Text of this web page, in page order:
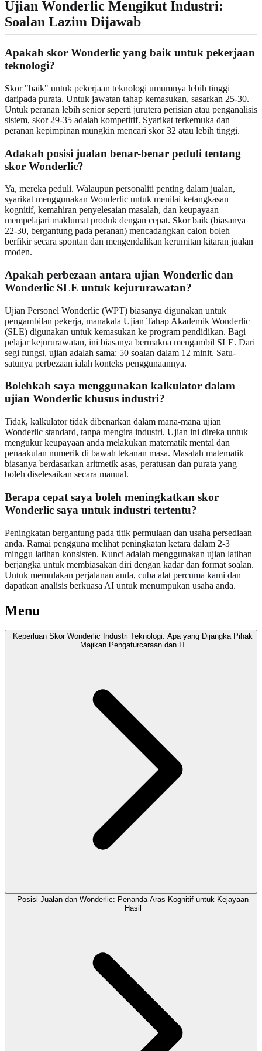
Ujian Wonderlic Mengikut Industri:
Soalan Lazim Dijawab
Apakah skor Wonderlic yang baik untuk pekerjaan
teknologi?
Skor "baik" untuk pekerjaan teknologi umumnya lebih tinggi
daripada purata. Untuk jawatan tahap kemasukan, sasarkan 25-30.
Untuk peranan lebih senior seperti jurutera perisian atau penganalisis
sistem, skor 29-35 adalah kompetitif. Syarikat terkemuka dan
peranan kepimpinan mungkin mencari skor 32 atau lebih tinggi.
Adakah posisi jualan benar-benar peduli tentang
skor Wonderlic?
Ya, mereka peduli. Walaupun personaliti penting dalam jualan,
syarikat menggunakan Wonderlic untuk menilai ketangkasan
kognitif, kemahiran penyelesaian masalah, dan keupayaan
mempelajari maklumat produk dengan cepat. Skor baik (biasanya
22-30, bergantung pada peranan) mencadangkan calon boleh
berfikir secara spontan dan mengendalikan kerumitan kitaran jualan
moden.
Apakah perbezaan antara ujian Wonderlic dan
Wonderlic SLE untuk kejururawatan?
Ujian Personel Wonderlic (WPT) biasanya digunakan untuk
pengambilan pekerja, manakala Ujian Tahap Akademik Wonderlic
(SLE) digunakan untuk kemasukan ke program pendidikan. Bagi
pelajar kejururawatan, ini biasanya bermakna mengambil SLE. Dari
segi fungsi, ujian adalah sama: 50 soalan dalam 12 minit. Satu-
satunya perbezaan ialah konteks penggunaannya.
Bolehkah saya menggunakan kalkulator dalam
ujian Wonderlic khusus industri?
Tidak, kalkulator tidak dibenarkan dalam mana-mana ujian
Wonderlic standard, tanpa mengira industri. Ujian ini direka untuk
mengukur keupayaan anda melakukan matematik mental dan
penaakulan numerik di bawah tekanan masa. Masalah matematik
biasanya berdasarkan aritmetik asas, peratusan dan purata yang
boleh diselesaikan secara manual.
Berapa cepat saya boleh meningkatkan skor
Wonderlic saya untuk industri tertentu?
Peningkatan bergantung pada titik permulaan dan usaha persediaan
anda. Ramai pengguna melihat peningkatan ketara dalam 2-3
minggu latihan konsisten. Kunci adalah menggunakan ujian latihan
berjangka untuk membiasakan diri dengan kadar dan format soalan.
Untuk memulakan perjalanan anda, cuba alat percuma kami dan
dapatkan analisis berkuasa AI untuk menumpukan usaha anda.
Menu
Keperluan Skor Wonderlic Industri Teknologi: Apa yang Dijangka Pihak
Majikan Pengaturcaraan dan IT
Posisi Jualan dan Wonderlic: Penanda Aras Kognitif untuk Kejayaan
Hasil